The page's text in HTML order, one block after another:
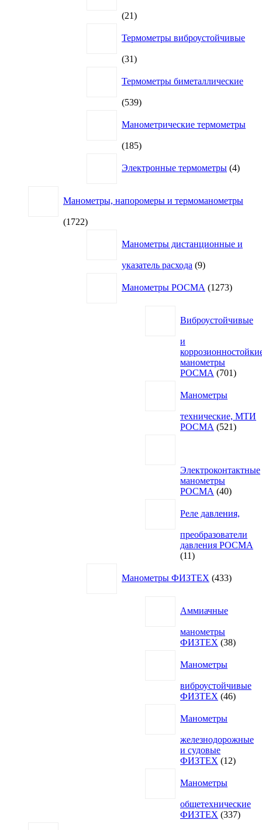
2121
Термометры виброустойчивые
3131
Термометры биметаллические
539539
Манометрические термометры
185185
Электронные термометры 4товара
Манометры, напоромеры и термоманометры
17221722
Манометры дистанционные и
указатель расхода 99
Манометры РОСМА
1273товара
Виброустойчивые
и
манометры
РОСМА
701701
Манометры
технические, МТИ
РОСМА
521521
Электроконтактные
манометры
РОСМА
4040
Реле давления,
преобразователи
давления РОСМА
1111
Манометры ФИЗТЕХ 433товара
Аммиачные
манометры
ФИЗТЕХ 3838
Манометры
виброустойчивые
ФИЗТЕХ 4646
Манометры
железнодорожные
и судовые
ФИЗТЕХ
1212
Манометры
общетехнические
ФИЗТЕХ 337337